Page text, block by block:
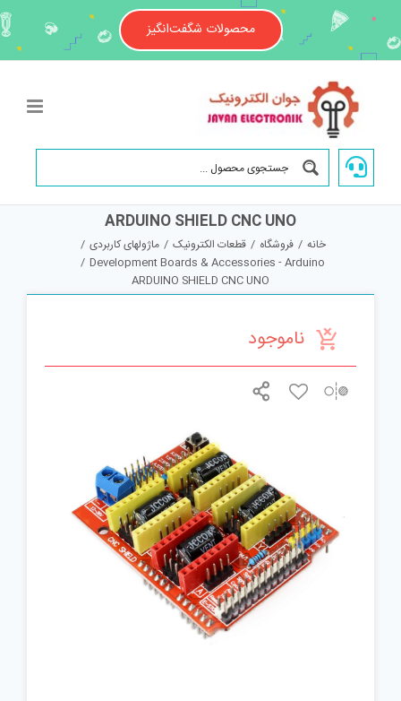
content
محصولات شگفت‌انگیز
ARDUINO SHIELD CNC UNO
خانه / فروشگاه / قطعات الکترونیک / ماژولهای کاربردی /
Development Boards & Accessories - Arduino
/
ARDUINO SHIELD CNC UNO
ناموجود